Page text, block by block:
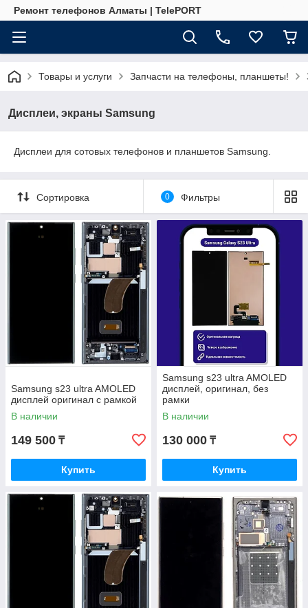
Ремонт телефонов Алматы | TelePORT
Товары и услуги Запчасти на телефоны, планшеты!
Дисплеи, экраны Samsung
Дисплеи для сотовых телефонов и планшетов Samsung.
Сортировка 0 Фильтры
Samsung s23 ultra AMOLED
дисплей оригинал с рамкой
В наличии
149 500 ₸
Купить
Samsung s23 ultra AMOLED
дисплей, оригинал, без
рамки
В наличии
130 000 ₸
Купить